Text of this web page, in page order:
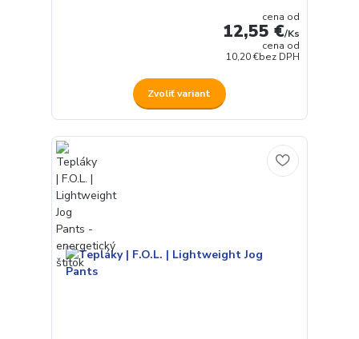
cena od
12,55 €/Ks
cena od
10,20 €bez DPH
Zvoliť variant